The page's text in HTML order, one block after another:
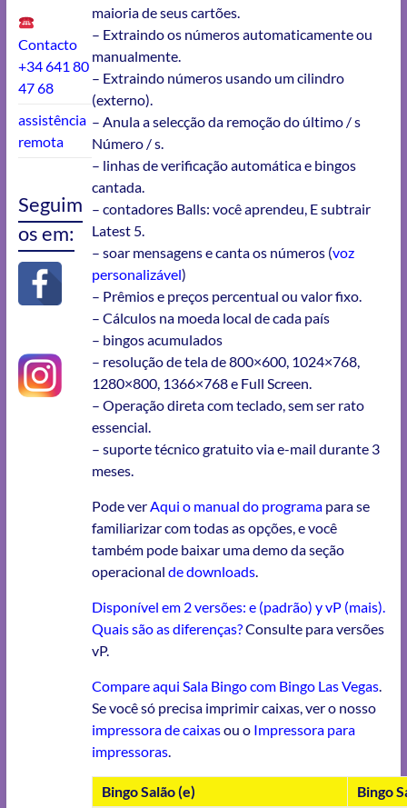
maioria de seus cartões.
– Extraindo os números automaticamente ou
manualmente.
– Extraindo números usando um cilindro
(externo).
– Anula a selecção da remoção do último / s
Número / s.
– linhas de verificação automática e bingos
cantada.
– contadores Balls: você aprendeu, E subtrair
Latest 5.
– soar mensagens e canta os números (voz
personalizável)
– Prêmios e preços percentual ou valor fixo.
– Cálculos na moeda local de cada país
– bingos acumulados
– resolução de tela de 800×600, 1024×768,
1280×800, 1366×768 e Full Screen.
– Operação direta com teclado, sem ser rato
essencial.
– suporte técnico gratuito via e-mail durante 3
meses.
Pode ver Aqui o manual do programa para se
familiarizar com todas as opções, e você
também pode baixar uma demo da seção
operacionalde downloads
Disponível em 2 versões: e (padrão) y vP (mais).
Quais são as diferenças?Consulte para versões
vP.
Compare aqui Sala Bingo com Bingo Las Vegas
Se você só precisa imprimir caixas, ver o nosso
impressora de caixasou o Impressora para
impressoras
Bingo Salão (e) Bingo
Contacto
+34 641 80
47 68
assistência
remota
Seguim
os em: